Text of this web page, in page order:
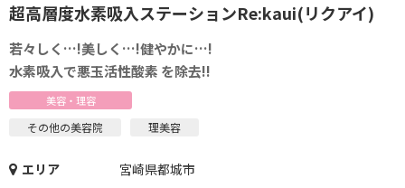
超高層度水素吸入ステーションRe:kaui(リクアイ)
若々しく…!美しく…!健やかに…!
水素吸入で悪玉活性酸素 を除去!!
美容・理容
その他の美容院 理美容
エリア
宮崎県都城市